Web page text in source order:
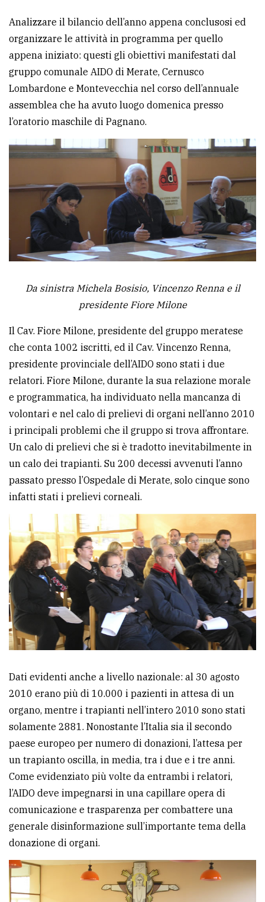
CERCA
Cerca
per
comune
Ricerca
avanzata
LE
ALTRE
TESTATE
Cookie
policy
Analizzare il bilancio dell’anno appena conclusosi ed
organizzare le attività in programma per quello
appena iniziato: questi gli obiettivi manifestati dal
gruppo comunale AIDO di Merate, Cernusco
Lombardone e Montevecchia nel corso dell’annuale
assemblea che ha avuto luogo domenica presso
l’oratorio maschile di Pagnano.
Da sinistra Michela Bosisio, Vincenzo Renna e il
presidente Fiore Milone
Il Cav. Fiore Milone, presidente del gruppo meratese
che conta 1002 iscritti, ed il Cav. Vincenzo Renna,
presidente provinciale dell’AIDO sono stati i due
relatori. Fiore Milone, durante la sua relazione morale
e programmatica, ha individuato nella mancanza di
volontari e nel calo di prelievi di organi nell’anno 2010
i principali problemi che il gruppo si trova affrontare.
Un calo di prelievi che si è tradotto inevitabilmente in
un calo dei trapianti. Su 200 decessi avvenuti l’anno
passato presso l’Ospedale di Merate, solo cinque sono
infatti stati i prelievi corneali.
Dati evidenti anche a livello nazionale: al 30 agosto
2010 erano più di 10.000 i pazienti in attesa di un
organo, mentre i trapianti nell’intero 2010 sono stati
solamente 2881. Nonostante l’Italia sia il secondo
paese europeo per numero di donazioni, l’attesa per
un trapianto oscilla, in media, tra i due e i tre anni.
Come evidenziato più volte da entrambi i relatori,
l’AIDO deve impegnarsi in una capillare opera di
comunicazione e trasparenza per combattere una
generale disinformazione sull’importante tema della
donazione di organi.